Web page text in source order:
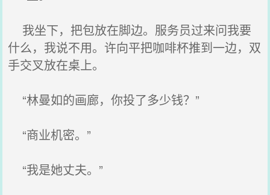
我坐下，把包放在脚边。服务员过来问我要
什么，我说不用。许向平把咖啡杯推到一边，双
手交叉放在桌上。
“林曼如的画廊，你投了多少钱？”
“商业机密。”
“我是她丈夫。”